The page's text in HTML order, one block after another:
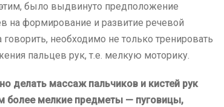
было выдвинуто предположение
на формирование и развитие речевой
необходимо не только тренировать
пальцев рук, т.е. мелкую моторику.
делать массаж пальчиков и кистей рук
более мелкие предметы — пуговицы,